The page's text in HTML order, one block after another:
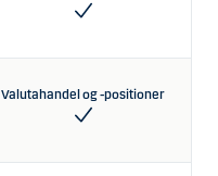
Valutahandel og -positioner